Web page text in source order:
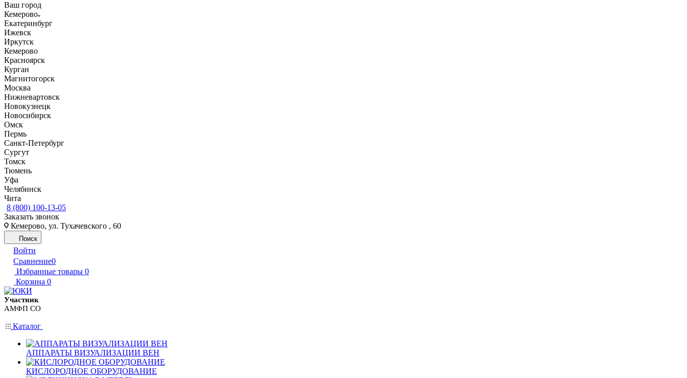
Ваш город
Кемерово
Екатеринбург
Ижевск
Иркутск
Кемерово
Красноярск
Курган
Магнитогорск
Москва
Нижневартовск
Новокузнецк
Новосибирск
Омск
Пермь
Санкт-Петербург
Сургут
Томск
Тюмень
Уфа
Челябинск
Чита
8 (800) 100-13-05
Заказать звонок
Кемерово, ул. Тухачевского , 60
Поиск
Войти
Сравнение0
Избранные товары 0
Корзина 0
Участник
АМФП СО
Каталог
АППАРАТЫ ВИЗУАЛИЗАЦИИ ВЕН
КИСЛОРОДНОЕ ОБОРУДОВАНИЕ